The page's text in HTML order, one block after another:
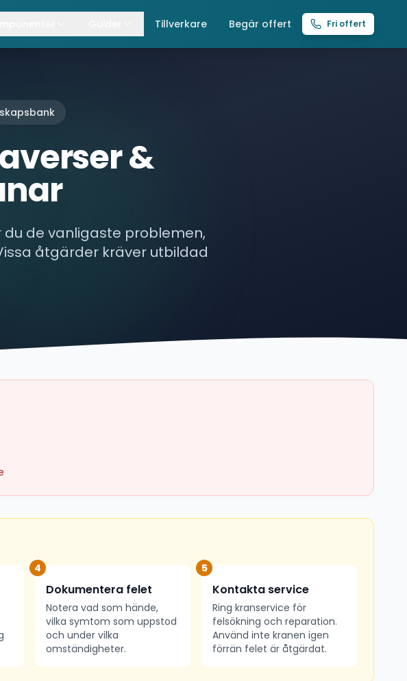
Lintelfrar
Tillverkare Begär offert Fri offert
&
de vanligaste problemen,
åtgärder kräver utbildad
4
Dokumentera felet
Notera vad som hände,
vilka symtom som uppstod
och under vilka
omständigheter.
5
Kontakta service
Ring kranservice för
felsökning och reparation.
Använd inte kranen igen
förrän felet är åtgärdat.